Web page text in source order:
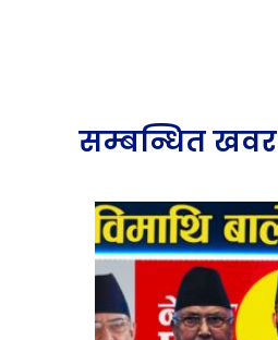
सम्बन्धित खवर